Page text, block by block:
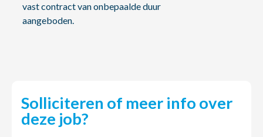
vast contract van onbepaalde duur
aangeboden.
Solliciteren of meer info over
deze job?